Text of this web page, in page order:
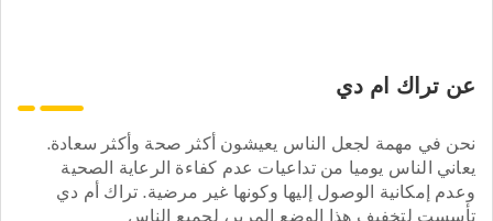
عن تراك ام دي
نحن في مهمة لجعل الناس يعيشون أكثر صحة وأكثر سعادة.
يعاني الناس يوميا من تداعيات عدم كفاءة الرعاية الصحية
وعدم إمكانية الوصول إليها وكونها غير مرضية. تراك أم دي
تأسست لتخفيف هذا الوضع المرير، لجميع الناس